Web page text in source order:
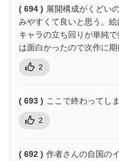
( 694 ) 展開構成がくどい
みやすくて良いと思う。絵
キャラの立ち回りが単純
は面白かったので次作に期
2
( 693 ) ここで終わってし
2
( 692 ) 作者さんの自国の